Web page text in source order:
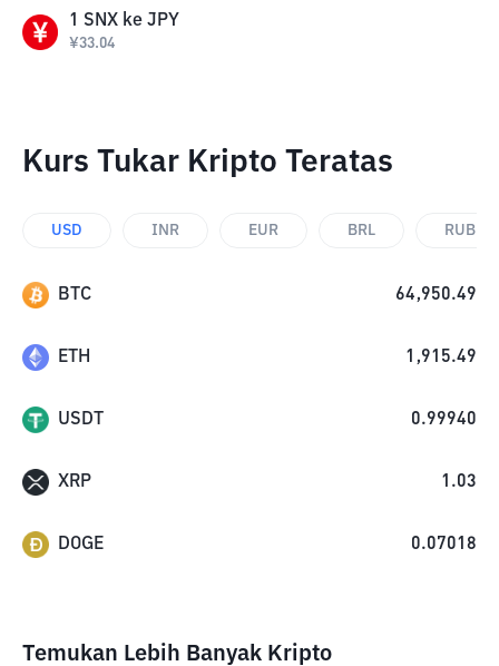
1 SNX ke JPY
¥33.04
Kurs Tukar Kripto Teratas
USD INR EUR BRL RUB
BTC 64,950.49
ETH 1,915.49
USDT 0.99940
XRP 1.03
DOGE 0.07018
Temukan Lebih Banyak Kripto